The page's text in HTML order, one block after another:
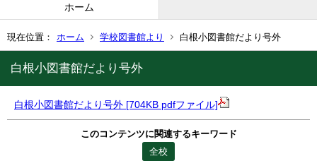
ホーム
現在位置： ホーム 学校図書館より 白根小図書館だより号外
白根小図書館だより号外
白根小図書館だより号外 [704KB pdfファイル]
このコンテンツに関連するキーワード
全校